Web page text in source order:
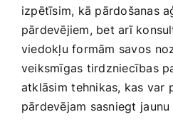
Smaržas, kosmētika
Sports, tūrisms un atpūta
izpētīsim, kā pārdošanas
pārdevējiem, bet arī
viedokļu formām savos⁢
veiksmīgas tirdzniecības
atklāsim⁣ tehnikas, kas​ var
pārdevējam sasniegt